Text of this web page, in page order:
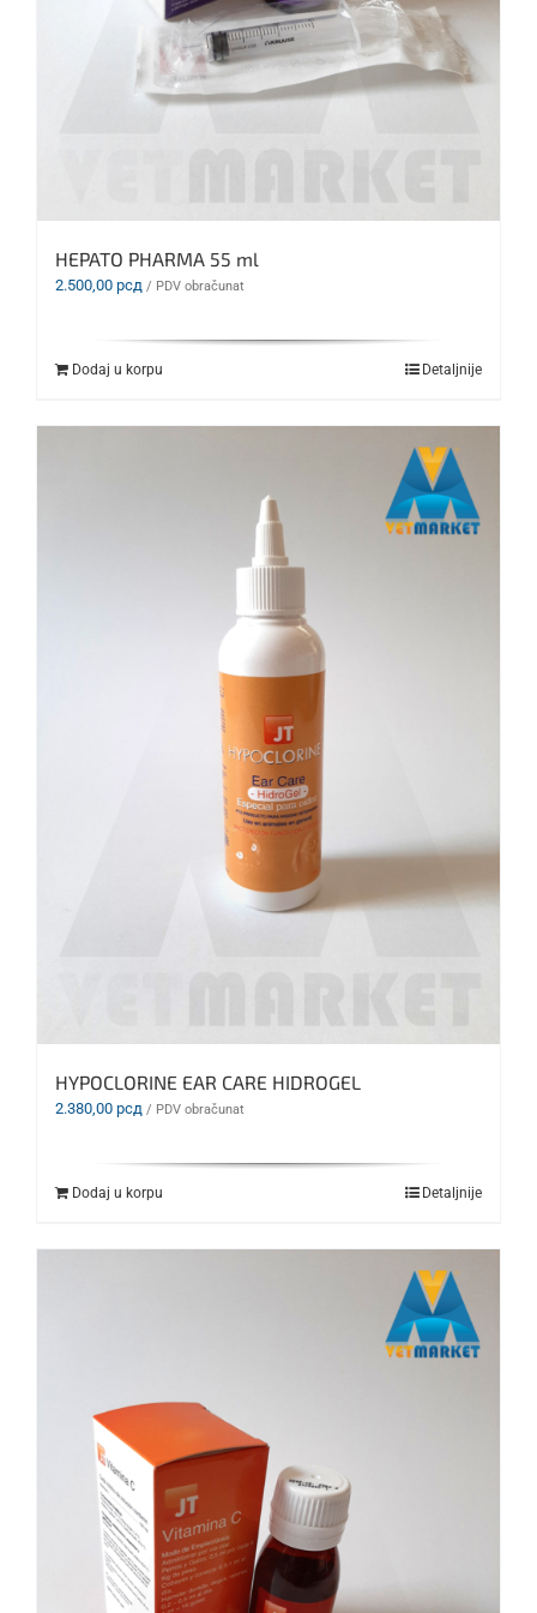
HEPATO PHARMA 55 ml
2.500,00 рсд / PDV obračunat
Dodaj u korpu Detaljnije
HYPOCLORINE EAR CARE HIDROGEL
2.380,00 рсд / PDV obračunat
Dodaj u korpu Detaljnije